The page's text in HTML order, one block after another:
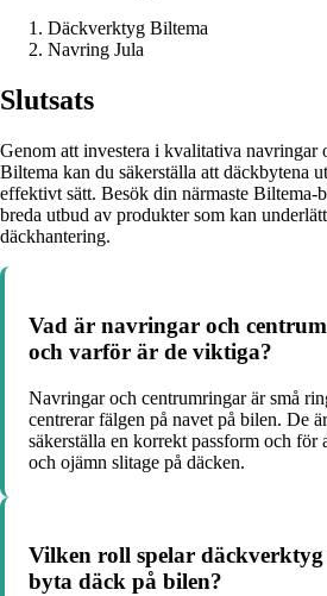
Däckverktyg Biltema
Navring Jula
Slutsats
Genom att investera i kvalitativa navringar
Biltema kan du säkerställa att däckbytena
effektivt sätt. Besök din närmaste Biltema-
breda utbud av produkter som kan
däckhantering.
Vad är navringar och
och varför är de viktiga?
Navringar och centrumringar är små
centrerar fälgen på navet på bilen. De
säkerställa en korrekt passform och
och ojämn slitage på däcken.
Vilken roll spelar
byta däck på bilen?